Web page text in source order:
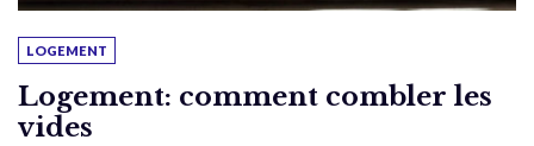
LOGEMENT
Logement: comment combler les
vides